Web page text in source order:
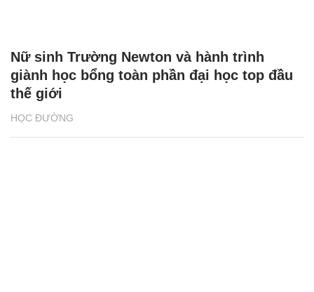
HỌC ĐƯỜNG
Nữ sinh Trường Newton và hành trình
giành học bổng toàn phần đại học top đầu
thế giới